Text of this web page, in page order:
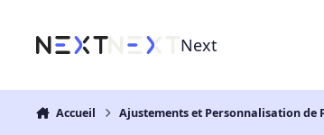
Next
Accueil Ajustements et Personnalisation de